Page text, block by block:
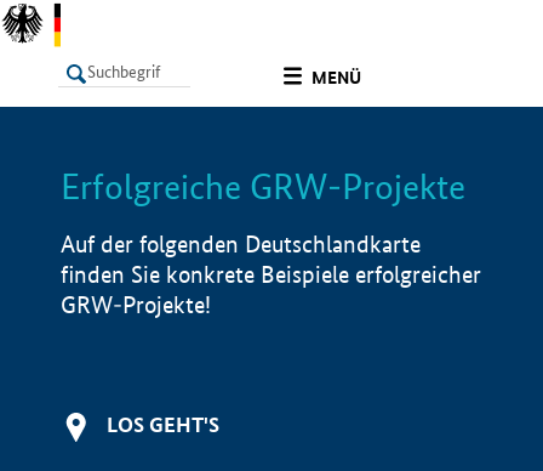
MENÜ
LISTE Info
Erfolgreiche GRW-Projekte
Auf der folgenden Deutschlandkarte
finden Sie konkrete Beispiele erfolgreicher
GRW-Projekte!
LOS GEHT'S